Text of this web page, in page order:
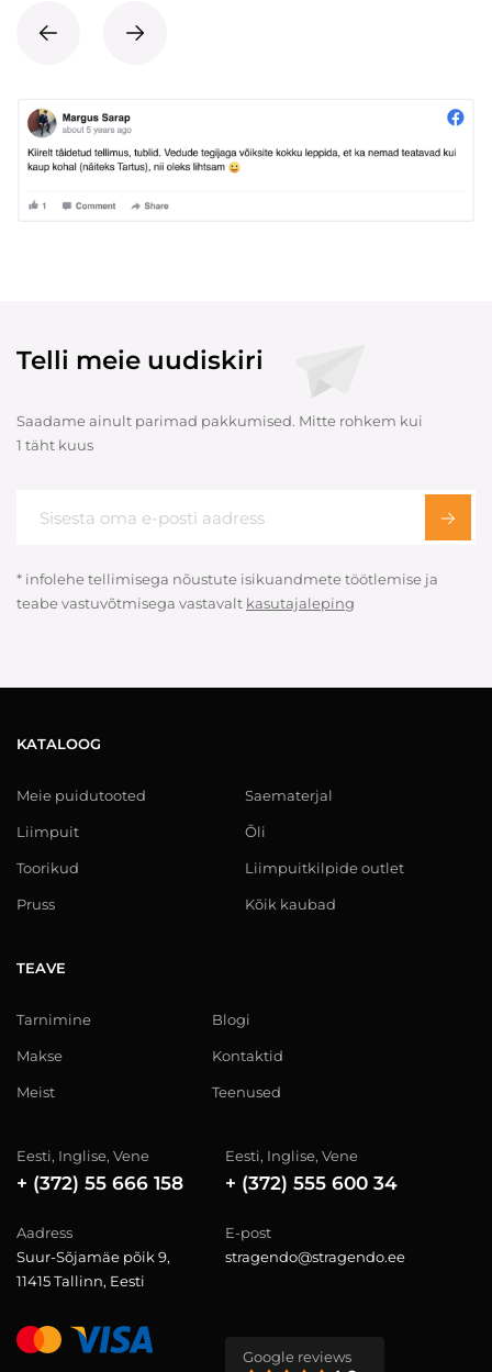
Telli meie uudiskiri
Saadame ainult parimad pakkumised. Mitte rohkem kui
1 täht kuus
* infolehe tellimisega nõustute isikuandmete töötlemise ja
teabe vastuvõtmisega vastavalt kasutajaleping
KATALOOG
Meie puidutooted
Liimpuit
Toorikud
Pruss
Saematerjal
Õli
Liimpuitkilpide outlet
Kõik kaubad
TEAVE
Tarnimine
Makse
Meist
Blogi
Kontaktid
Teenused
Eesti, Inglise, Vene
+ (372) 55 666 158
Eesti, Inglise, Vene
+ (372) 555 600 34
Aadress
Suur-Sõjamäe põik 9,
11415 Tallinn, Eesti
E-post
stragendo@stragendo.ee
Google reviews